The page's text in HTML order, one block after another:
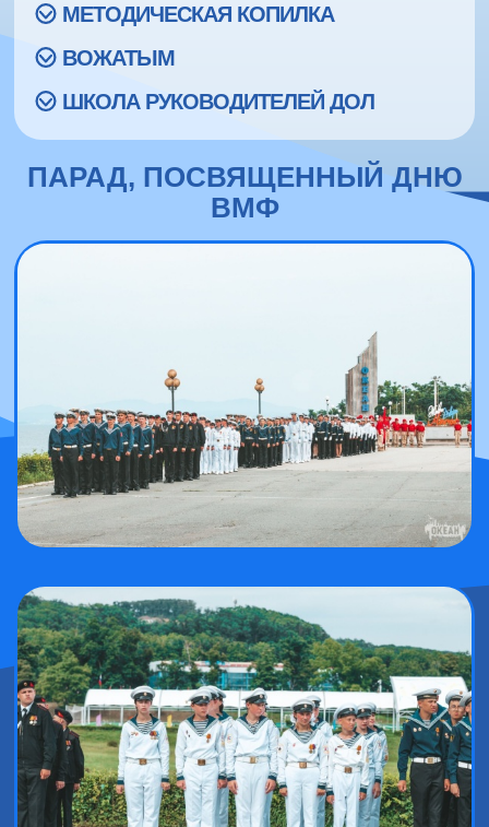
МЕТОДИЧЕСКАЯ КОПИЛКА
ВОЖАТЫМ
ШКОЛА РУКОВОДИТЕЛЕЙ ДОЛ
ПАРАД, ПОСВЯЩЕННЫЙ ДНЮ
ВМФ